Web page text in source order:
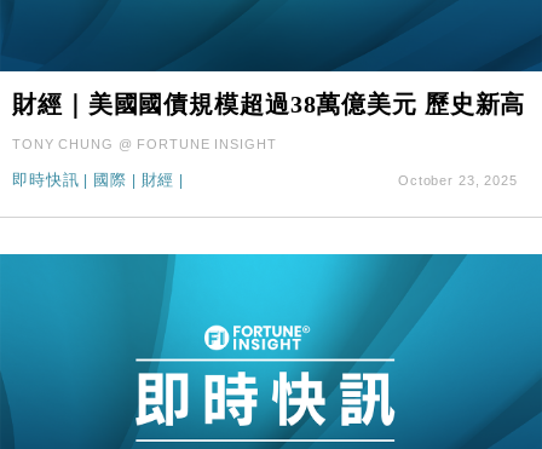
財經｜SA售股自救後再出手 斥4億美元押注未上市公
司
18:31
財經｜華僑銀行上半年淨利創新高 中期息增15%至
17:33
財經｜滙豐上調香港今年GDP預測至4.5% 看好貿易
及消費表現
損失近6900萬元
財經｜日經失守6.5萬點後回穩 全周仍升近2%
財經｜恒隆10月換帥 玩具「反」斗城亞洲CEO蔡德
粦接任
財經｜韓股反覆波動收跌 連挫7周創逾3年最長跌勢
財經｜美國國債規模超過38萬億美元 歷史新高
TONY CHUNG @ FORTUNE INSIGHT
即時快訊 國際 財經 October 23, 2025